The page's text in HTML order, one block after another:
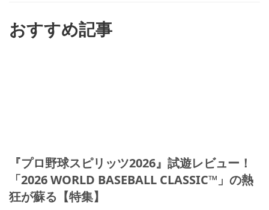
おすすめ記事
『プロ野球スピリッツ2026』試遊レビュー！
「2026 WORLD BASEBALL CLASSIC™」の熱
狂が蘇る【特集】